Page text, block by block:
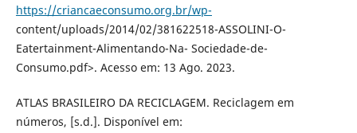
https://criancaeconsumo.org.br/wp-
content/uploads/2014/02/381622518-ASSOLINI-O-
Eatertainment-Alimentando-Na- Sociedade-de-
Consumo.pdf>. Acesso em: 13 Ago. 2023.
ATLAS BRASILEIRO DA RECICLAGEM. Reciclagem em
números, [s.d.]. Disponível em: